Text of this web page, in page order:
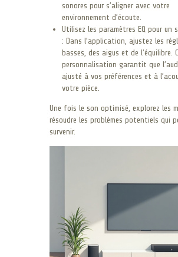
sonores pour s’aligner avec votre
environnement d’écoute.
Utilisez les paramètres EQ pour un
: Dans l’application, ajustez les
basses, des aigus et de l’équilibre.
personnalisation garantit que
ajusté à vos préférences et à
votre pièce.
Une fois le son optimisé, explorez les
résoudre les problèmes potentiels qui
survenir.